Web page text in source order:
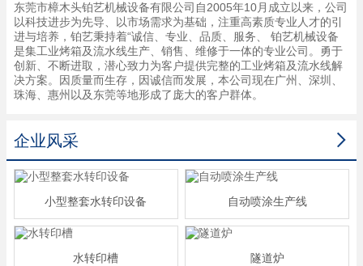
东莞市樟木头铂艺机械设备有限公司自2005年10月成立以来，公司
以科技进步为先导、以市场需求为基础，注重高素质专业人才的引
进与培养，铂艺秉持着“诚信、专业、品质、服务、 铂艺机械设备
是集工业烤箱及流水线生产、销售、维修于一体的专业公司。勇于
创新、不断进取，潜心致力为客户提供完整的工业烤箱及流水线解
决方案。因质量而生存，因诚信而发展，本公司现在广州、深圳、
珠海、惠州以及东莞等地形成了庞大的客户群体。

企业风采
小型整套水转印设备 自动喷涂生产线
水转印槽 隧道炉